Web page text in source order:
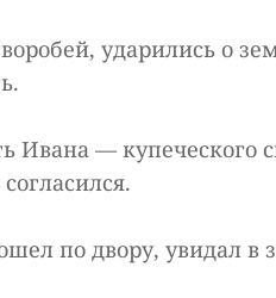
ударились о
Ивана — купеческого
по двору, увидал